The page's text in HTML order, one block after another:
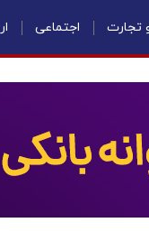
تجارت اجتماعی